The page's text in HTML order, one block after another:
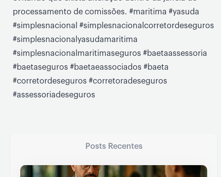
processamento de comissões. #maritima #yasuda
#simplesnacional #simplesnacionalcorretordeseguros
#simplesnacionalyasudamaritima
#simplesnacionalmaritimaseguros #baetaassessoria
#baetaseguros #baetaeassociados #baeta
#corretordeseguros #corretoradeseguros
#assessoriadeseguros
Posts Recentes